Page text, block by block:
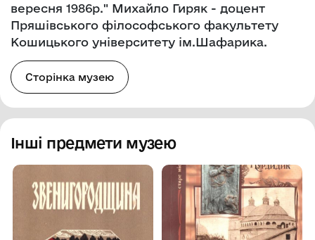
вересня 1986р." Михайло Гиряк - доцент
Пряшівського філософського факультету
Кошицького університету ім.Шафарика.
Сторінка музею
Інші предмети музею